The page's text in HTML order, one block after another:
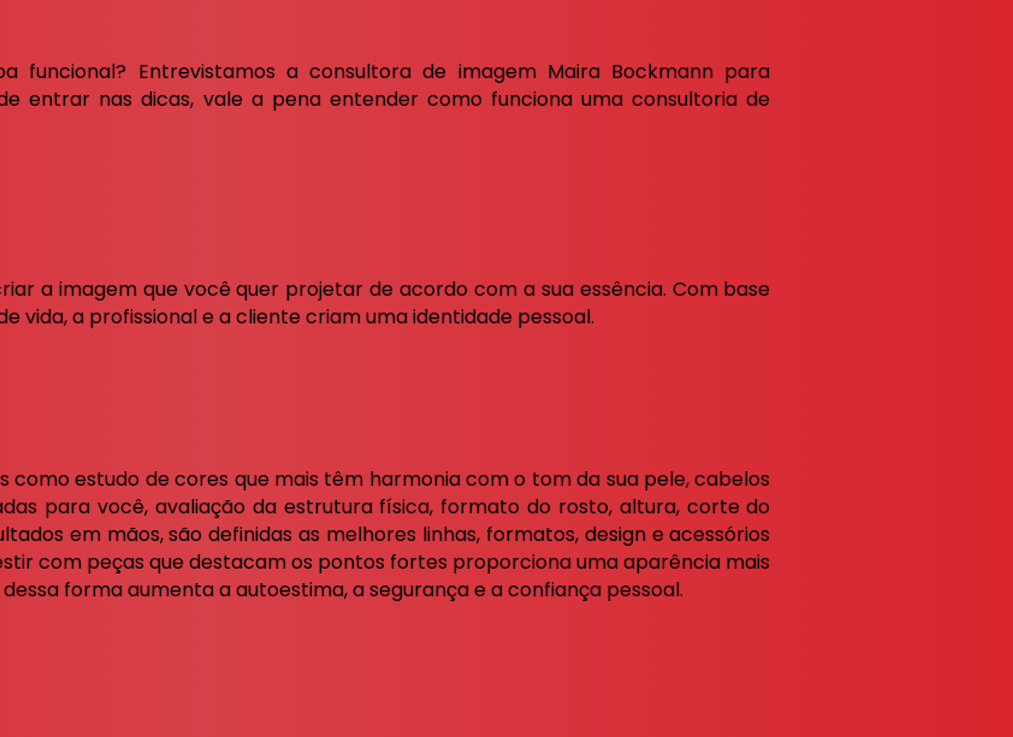
funcional? Entrevistamos a consultora de imagem Maira Bockmann para
entrar nas dicas, vale a pena entender como funciona uma consultoria de
a imagem que você quer projetar de acordo com a sua essência. Com base
vida, a profissional e a cliente criam uma identidade pessoal.
como estudo de cores que mais têm harmonia com o tom da sua pele, cabelos
para você, avaliação da estrutura física, formato do rosto, altura, corte do
em mãos, são definidas as melhores linhas, formatos, design e acessórios
com peças que destacam os pontos fortes proporciona uma aparência mais
forma aumenta a autoestima, a segurança e a confiança pessoal.